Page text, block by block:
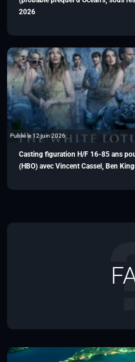
2026
Publié le 12 juin 2026
Casting figuration H/F 16-85 ans
(HBO) avec Vincent Cassel, Ben